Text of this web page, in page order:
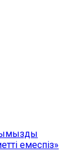
емеспіз»